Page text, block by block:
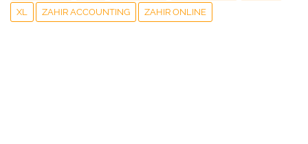
XL ZAHIR ACCOUNTING ZAHIR ONLINE